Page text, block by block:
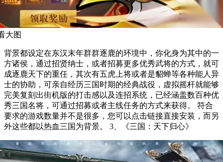
大图
背景都设定在东汉末年群群逐鹿的环境中，你化身为其中的一
方诸侯，通过招贤纳士，或者招募更多优秀武将的方式，就可
成逐鹿天下的重任，其次有五虎上将或者是貂蝉等各种能人异
士的协助，可亲自经历三国时期的经典战役，虚拟摇杆就能够
完美复刻出街机版的打击感以及连招系统，已经涵盖数百种优
秀三国名将，可通过招募或者主线任务的方式来获得。 符合
要求的游戏数量并不是很多，您可以点击链接直接安装，而另
外这些都以热血三国为背景。 3、《三国：天下归心》